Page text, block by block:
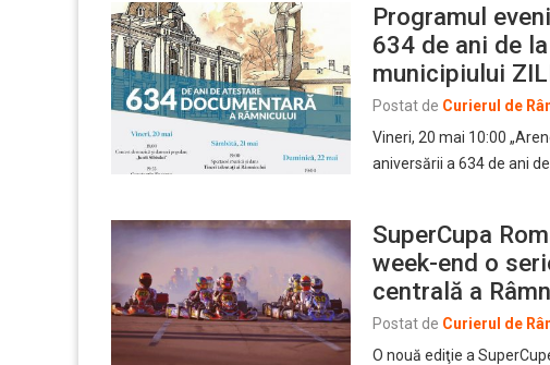
Programul
634 de ani de
municipiului
Postat de Curierul de
Vineri, 20 mai 10:00
aniversării a 634 de ani de
SuperCupa
week-end o
centrală a
Postat de Curierul de
O nouă ediţie a